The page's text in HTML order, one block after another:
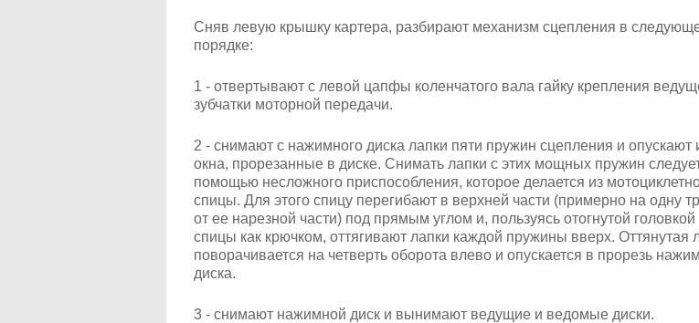
Сняв левую крышку картера, разбирают механизм сцепления в
порядке:
1 - отвертывают с левой цапфы коленчатого вала гайку крепления
зубчатки моторной передачи.
2 - снимают с нажимного диска лапки пяти пружин сцепления и опускают
окна, прорезанные в диске. Снимать лапки с этих мощных пружин
помощью несложного приспособления, которое делается из
спицы. Для этого спицу перегибают в верхней части (примерно на одну
от ее нарезной части) под прямым углом и, пользуясь отогнутой головкой
спицы как крючком, оттягивают лапки каждой пружины вверх. Оттянутая
поворачивается на четверть оборота влево и опускается в прорезь
диска.
3 - снимают нажимной диск и вынимают ведущие и ведомые диски.